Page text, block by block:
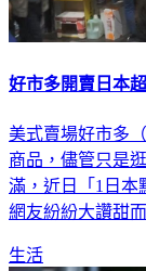
好市多開賣日本
美式賣場好市多
商品，儘管只是
滿，近日「1日本
網友紛紛大讚甜
生活